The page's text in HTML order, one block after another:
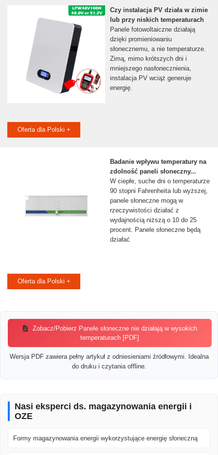
Czy instalacja PV działa w zimie
lub przy niskich temperaturach
Panele fotowoltaiczne działają
dzięki promieniowaniu
słonecznemu, a nie temperaturze.
Zimą, mimo krótszych dni i
mniejszego nasłonecznienia,
instalacja PV wciąż generuje
energię.
Oferta dla Polski +
Badanie wpływu temperatury na
zdolność paneli słoneczny...
W ciepłe, suche dni o temperaturze
90 stopni Fahrenheita lub wyższej,
panele słoneczne mogą w
rzeczywistości działać z
wydajnością niższą o 10 do 25
procent. Panele słoneczne będą
działać
Oferta dla Polski +
Zobacz/Pobierz Panele słoneczne nie działają w wysokich
temperaturach [PDF]
Wersja PDF zawiera pełny artykuł z odniesieniami źródłowymi. Idealna
do druku i czytania offline.
Nasi eksperci ds. magazynowania energii i
OZE
Formy magazynowania energii wykorzystujące energię słoneczną